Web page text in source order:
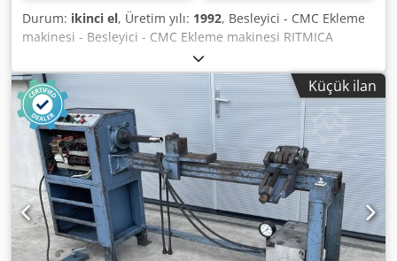
Durum: ikinci el, Üretim yılı: 1992, Besleyici - CMC Ekleme
makinesi - Besleyici - CMC Ekleme makinesi RITMICA
Universal H-200Yıl 1992 - Seri-No. H-200 Csdpfxsh Ax Sno
Akaeha 2 CMC Ekleme Makinesi için Besleyici Skype-Video
ile Online-Video-İnspeksiyon Ziyaretinizden çok memnun
oluruz - daha fazla makine stokta Hemen Kullanılabilir -
İncelenebilir Stokta Emskirchen / Nürnberg - Test edilebilir
Küçük ilan